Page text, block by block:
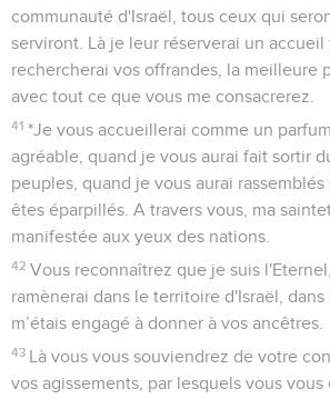
communauté d'Israël, tous ceux qui
serviront. Là je leur réserverai un accueil
rechercherai vos offrandes, la meilleure
avec tout ce que vous me consacrerez.
41 *Je vous accueillerai comme un
agréable, quand je vous aurai fait sortir
peuples, quand je vous aurai rassemblés
êtes éparpillés. A travers vous, ma
manifestée aux yeux des nations.
42 Vous reconnaîtrez que je suis
ramènerai dans le territoire d'Israël,
m’étais engagé à donner à vos ancêtres.
43 Là vous vous souviendrez de votre
vos agissements, par lesquels vous vous